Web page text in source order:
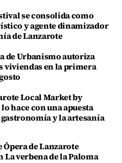
se consolida como
y agente dinamizador
de Lanzarote
de Urbanismo autoriza
viviendas en la primera
Local Market by
hace con una apuesta
y la artesanía
Ópera de Lanzarote
verbena de la Paloma